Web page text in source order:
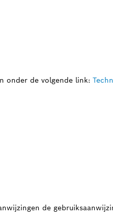
onder de volgende link:
de